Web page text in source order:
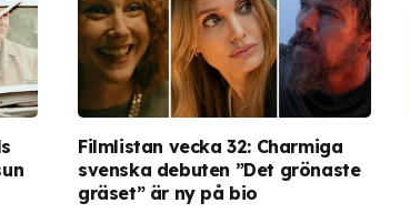
Filmlistan vecka 32: Charmiga
svenska debuten ”Det grönaste
gräset” är ny på bio